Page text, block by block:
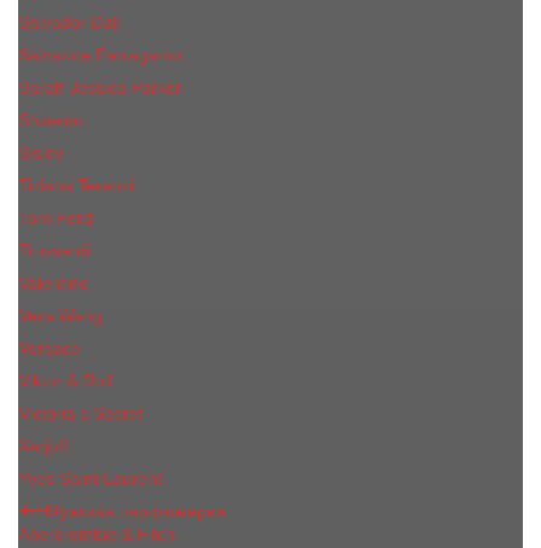
Salvador Dali
Salvatore Ferragamo
Sarah Jessica Parker
Shiseido
Sisley
Tiziana Terenzi
Tom Ford
Trussardi
Valentino
Vera Wang
Versace
Viktor & Rolf
Victoria s Secret
Xerjoff
Yves Saint Laurent
Мужская парфюмерия
Abercrombie & Fitch